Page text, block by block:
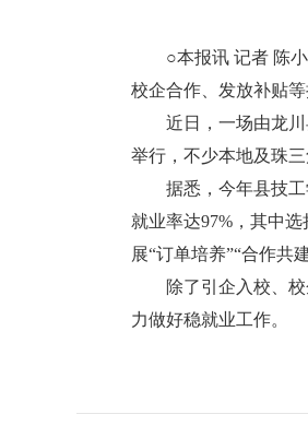
○本报讯 记者 陈小
校企合作、发放补贴
近日，一场由龙川
举行，不少本地及珠
据悉，今年县技工学
就业率达97%，其中
展“订单培养”“合作共
除了引企入校、校
力做好稳就业工作。